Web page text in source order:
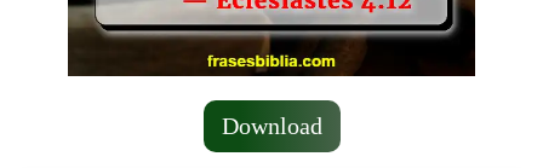
Download